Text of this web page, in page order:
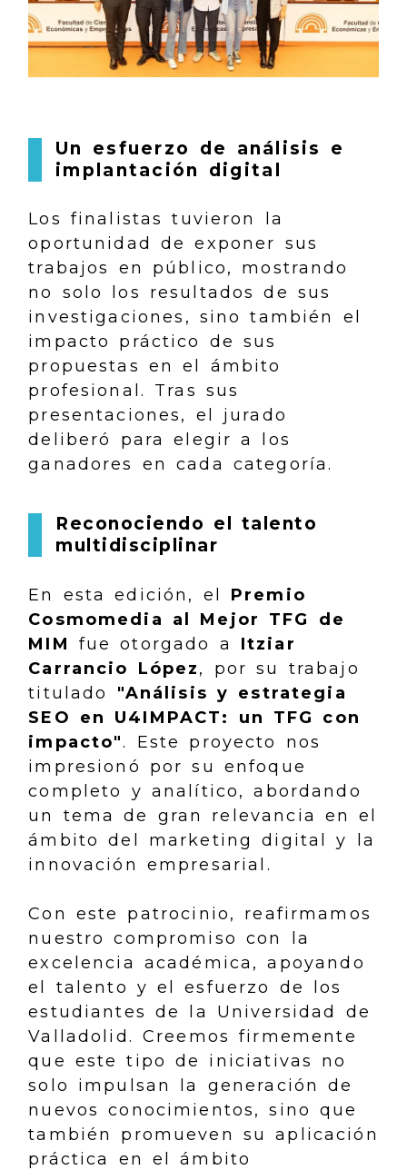
Un esfuerzo de análisis e
implantación digital
Los finalistas tuvieron la
oportunidad de exponer sus
trabajos en público, mostrando
no solo los resultados de sus
investigaciones, sino también el
impacto práctico de sus
propuestas en el ámbito
profesional. Tras sus
presentaciones, el jurado
deliberó para elegir a los
ganadores en cada categoría.
Reconociendo el talento
multidisciplinar
En esta edición, el Premio
Cosmomedia al Mejor TFG de
MIM
fue otorgado a Itziar
Carrancio López, por su trabajo
titulado "Análisis y estrategia
SEO en U4IMPACT: un TFG con
impacto". Este proyecto nos
impresionó por su enfoque
completo y analítico, abordando
un tema de gran relevancia en el
ámbito del marketing digital y la
innovación empresarial.
Con este patrocinio, reafirmamos
nuestro compromiso con la
excelencia académica, apoyando
el talento y el esfuerzo de los
estudiantes de la Universidad de
Valladolid. Creemos firmemente
que este tipo de iniciativas no
solo impulsan la generación de
nuevos conocimientos, sino que
también promueven su aplicación
práctica en el ámbito